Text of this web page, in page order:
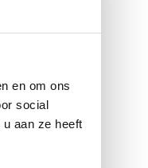
en om ons
social
aan ze heeft